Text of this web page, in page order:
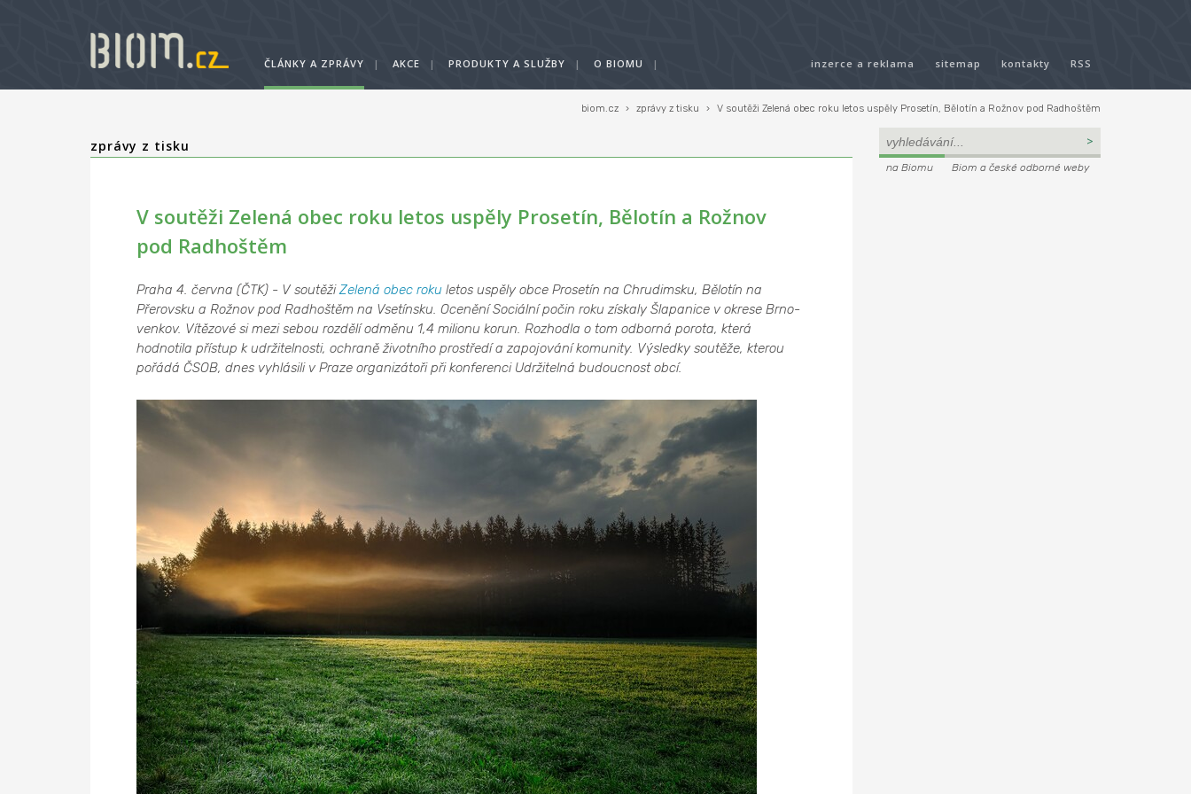
inzerce a reklama sitemap kontakty RSS
ČLÁNKY A ZPRÁVY | AKCE | PRODUKTY A SLUŽBY | O BIOMU |
biom.cz › zprávy z tisku › V soutěži Zelená obec roku letos uspěly Prosetín, Bělotín a Rožnov pod Radhoštěm
zprávy z tisku
V soutěži Zelená obec roku letos uspěly Prosetín, Bělotín a Rožnov
pod Radhoštěm
Praha 4. června (ČTK) - V soutěžiZelená obec rokuletos uspěly obce Prosetín na Chrudimsku, Bělotín na
Přerovsku a Rožnov pod Radhoštěm na Vsetínsku. Ocenění Sociální počin roku získaly Šlapanice v okrese Brno-
venkov. Vítězové si mezi sebou rozdělí odměnu 1,4 milionu korun. Rozhodla o tom odborná porota, která
hodnotila přístup k udržitelnosti, ochraně životního prostředí a zapojování komunity. Výsledky soutěže, kterou
pořádá ČSOB, dnes vyhlásili v Praze organizátoři při konferenci Udržitelná budoucnost obcí.
na Biomu Biom a české odborné weby